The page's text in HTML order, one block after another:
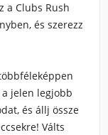
a Clubs Rush
és szerezz
jelen legjobb
és állj össze
Válts